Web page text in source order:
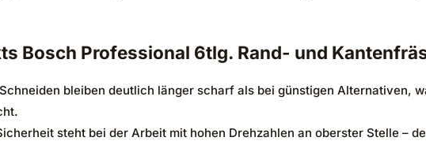
Bosch Professional 6tlg. Rand- und
bleiben deutlich länger scharf als bei günstigen Alternativen,
steht bei der Arbeit mit hohen Drehzahlen an oberster Stelle –